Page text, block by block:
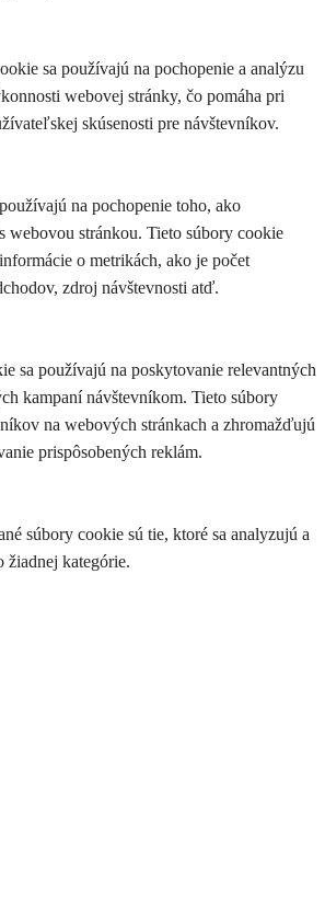
sa používajú na pochopenie a analýzu
webovej stránky, čo pomáha pri
skúsenosti pre návštevníkov.
na pochopenie toho, ako
webovou stránkou. Tieto súbory cookie
o metrikách, ako je počet
zdroj návštevnosti atď.
sa používajú na poskytovanie relevantných
kampaní návštevníkom. Tieto súbory
na webových stránkach a zhromažďujú
prispôsobených reklám.
súbory cookie sú tie, ktoré sa analyzujú a
žiadnej kategórie.